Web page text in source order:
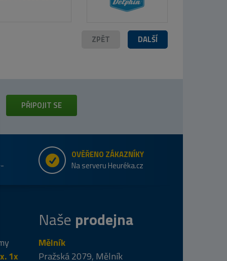
DALŠÍ
ZPĚT
PŘIPOJIT SE
OVĚŘENO ZÁKAZNÍKY
Na serveru Heuréka.cz
1x
Naše prodejna
Mělník
Pražská 2079, Mělník